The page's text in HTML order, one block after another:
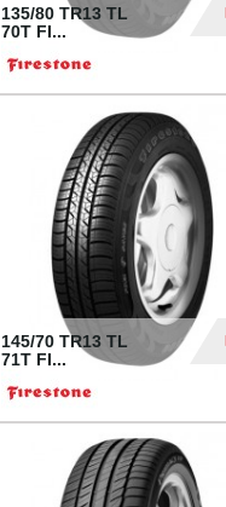
135/80 TR13 TL
70T FI...
145/70 TR13 TL
71T FI...